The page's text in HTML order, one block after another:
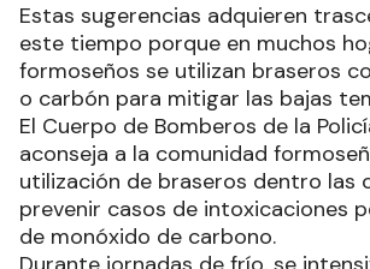
Estas sugerencias adquieren
este tiempo porque en muchos
formoseños se utilizan braseros
o carbón para mitigar las bajas
El Cuerpo de Bomberos de la
aconseja a la comunidad
utilización de braseros dentro las
prevenir casos de intoxicaciones
de monóxido de carbono.